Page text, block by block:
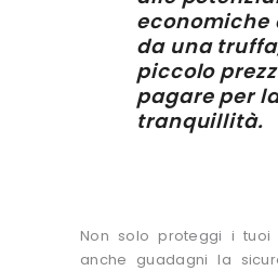
da una
piccolo
pagare per
tranquillità.
Non solo proteggi i tuoi
anche guadagni la